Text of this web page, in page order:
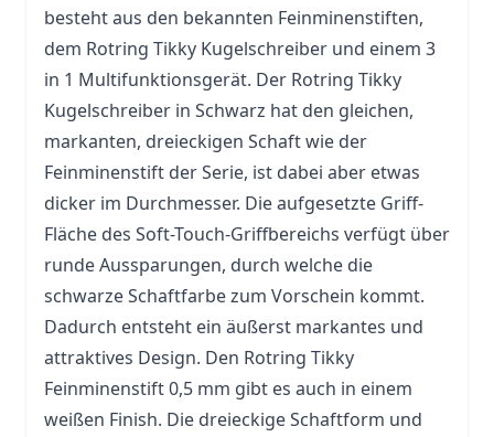
besteht aus den bekannten Feinminenstiften,
dem Rotring Tikky Kugelschreiber und einem 3
in 1 Multifunktionsgerät. Der Rotring Tikky
Kugelschreiber in Schwarz hat den gleichen,
markanten, dreieckigen Schaft wie der
Feinminenstift der Serie, ist dabei aber etwas
dicker im Durchmesser. Die aufgesetzte Griff-
Fläche des Soft-Touch-Griffbereichs verfügt über
runde Aussparungen, durch welche die
schwarze Schaftfarbe zum Vorschein kommt.
Dadurch entsteht ein äußerst markantes und
attraktives Design. Den Rotring Tikky
Feinminenstift 0,5 mm gibt es auch in einem
weißen Finish. Die dreieckige Schaftform und